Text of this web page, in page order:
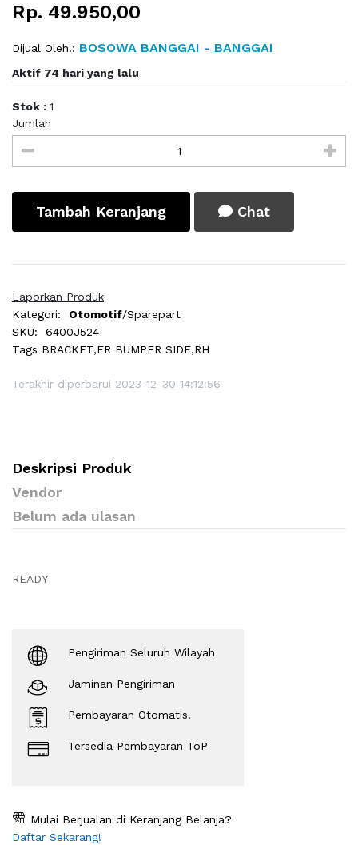
Rp. 49.950,00
Dijual Oleh.: BOSOWA BANGGAI - BANGGAI
Aktif 74 hari yang lalu
Stok : 1
Jumlah
Tambah Keranjang Chat
Laporkan Produk
Kategori:
Otomotif/Sparepart
SKU:
6400J524
Tags BRACKET,FR BUMPER SIDE,RH
Terakhir diperbarui 2023-12-30 14:12:56
Deskripsi Produk
Vendor
Belum ada ulasan
READY
Pengiriman Seluruh Wilayah
Jaminan Pengiriman
Pembayaran Otomatis.
Tersedia Pembayaran ToP
Mulai Berjualan di Keranjang Belanja?
Daftar Sekarang!